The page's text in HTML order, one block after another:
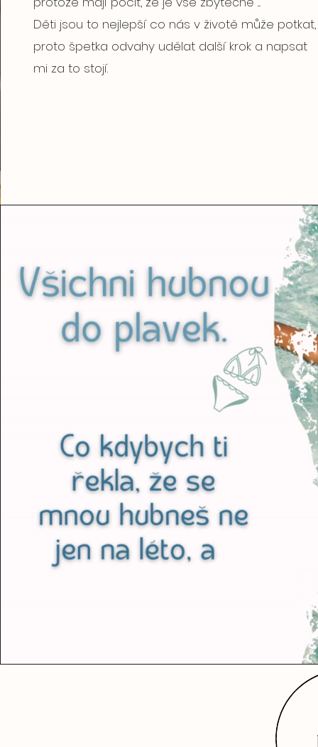
Děti jsou to nejlepší co nás v životě může potkat,
proto špetka odvahy udělat další krok a napsat
mi za to stojí.